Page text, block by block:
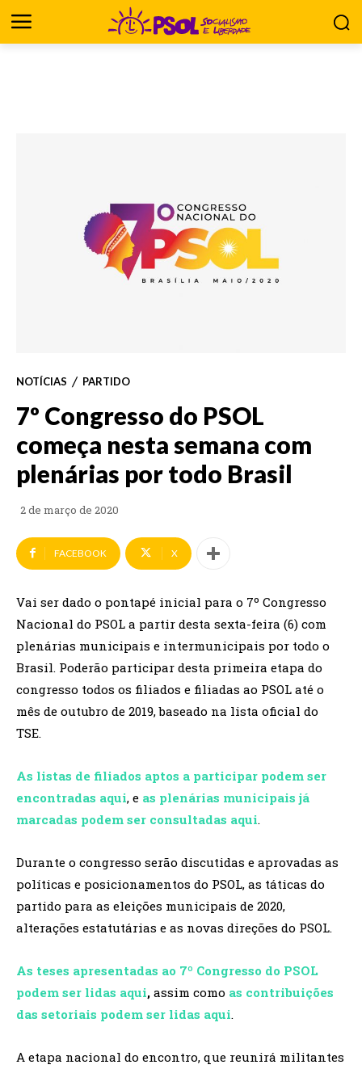
NOTÍCIAS PARTIDO
7º Congresso do PSOL
começa nesta semana com
plenárias por todo Brasil
2 de março de 2020
FACEBOOK X
Vai ser dado o pontapé inicial para o 7º Congresso
Nacional do PSOL a partir desta sexta-feira (6) com
plenárias municipais e intermunicipais por todo o
Brasil. Poderão participar desta primeira etapa do
congresso todos os filiados e filiadas ao PSOL até o
mês de outubro de 2019, baseado na lista oficial do
TSE.
As listas de filiados aptos a participar podem ser
encontradas aqui, e as plenárias municipais já
marcadas podem ser consultadas aqui.
Durante o congresso serão discutidas e aprovadas as
políticas e posicionamentos do PSOL, as táticas do
partido para as eleições municipais de 2020,
alterações estatutárias e as novas direções do PSOL.
As teses apresentadas ao 7º Congresso do PSOL
podem ser lidas aqui, assim como as contribuições
das setoriais podem ser lidas aqui.
A etapa nacional do encontro, que reunirá militantes